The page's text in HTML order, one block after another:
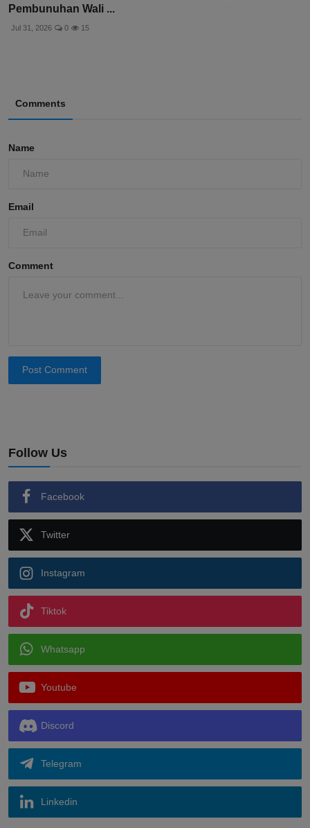
Pembunuhan Wali ...
Jul 31, 2026 0 15
Comments
Name
Email
Comment
Post Comment
Follow Us
Facebook
Twitter
Instagram
Tiktok
Whatsapp
Youtube
Discord
Telegram
Linkedin